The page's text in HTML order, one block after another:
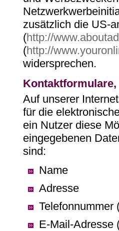
zusätzlich die US-
(http://
(http://
widersprechen.
Kontaktformulare,
Auf unserer
für die
ein Nutzer diese
eingegebenen
sind:
Name
Adresse
Telefonnummer
E-Mail-Adresse